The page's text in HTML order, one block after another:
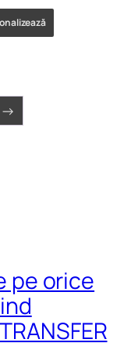
→
pe orice